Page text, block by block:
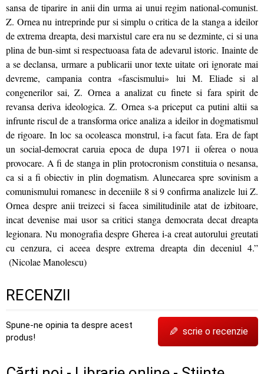
sansa de tiparire in anii din urma ai unui regim national-comunist.
Z. Ornea nu intreprinde pur si simplu o critica de la stanga a ideilor
de extrema dreapta, desi marxistul care era nu se dezminte, ci si una
plina de bun-simt si respectuoasa fata de adevarul istoric. Inainte de
a se declansa, urmare a publicarii unor texte uitate ori ignorate mai
devreme, campania contra «fascismului» lui M. Eliade si al
congenerilor sai, Z. Ornea a analizat cu finete si fara spirit de
revansa deriva ideologica. Z. Ornea s-a priceput ca putini altii sa
infrunte riscul de a transforma orice analiza a ideilor in dogmatismul
de rigoare. In loc sa ocoleasca monstrul, i-a facut fata. Era de fapt
un social-democrat caruia epoca de dupa 1971 ii oferea o noua
provocare. A fi de stanga in plin protocronism constituia o nesansa,
ca si a fi obiectiv in plin dogmatism. Alunecarea spre sovinism a
comunismului romanesc in deceniile 8 si 9 confirma analizele lui Z.
Ornea despre anii treizeci si facea similitudinile atat de izbitoare,
incat devenise mai usor sa critici stanga democrata decat dreapta
legionara. Nu monografia despre Gherea i-a creat autorului greutati
cu cenzura, ci aceea despre extrema dreapta din deceniul 4.”
(Nicolae Manolescu)
RECENZII
Spune-ne opinia ta despre acest
produs!
✎ scrie o recenzie